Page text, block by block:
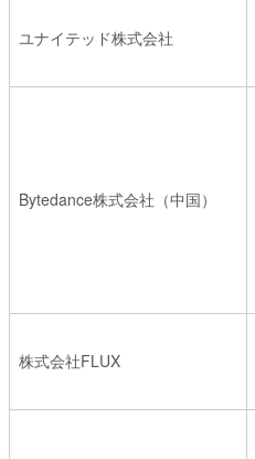
ユナイテッド株式会社
Bytedance株式会社（中国）
株式会社FLUX